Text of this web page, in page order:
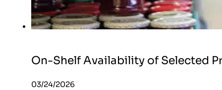
On-Shelf Availability of Selected
03/24/2026